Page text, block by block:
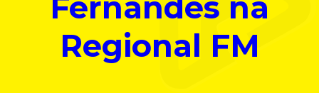
Regional FM